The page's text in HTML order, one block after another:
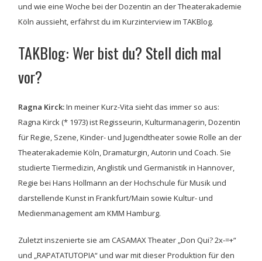
und wie eine Woche bei der Dozentin an der Theaterakademie
Köln aussieht, erfährst du im Kurzinterview im TAKBlog.
TAKBlog: Wer bist du? Stell dich mal
vor?
Ragna Kirck:In meiner Kurz-Vita sieht das immer so aus:
Ragna Kirck (* 1973) ist Regisseurin, Kulturmanagerin, Dozentin
für Regie, Szene, Kinder- und Jugendtheater sowie Rolle an der
Theaterakademie Köln, Dramaturgin, Autorin und Coach. Sie
studierte Tiermedizin, Anglistik und Germanistik in Hannover,
Regie bei Hans Hollmann an der Hochschule für Musik und
darstellende Kunst in Frankfurt/Main sowie Kultur- und
Medienmanagement am KMM Hamburg.
Zuletzt inszenierte sie am CASAMAX Theater „Don Qui? 2x-=+“
und „RAPATATUTOPIA“ und war mit dieser Produktion für den